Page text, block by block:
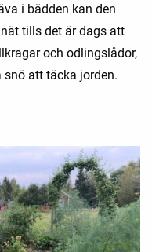
i bädden kan den
tills det är dags att
och odlingslådor,
att täcka jorden.